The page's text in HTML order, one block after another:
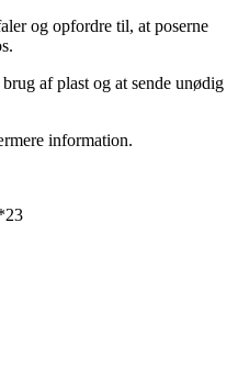
og opfordre til, at poserne
af plast og at sende unødig
information.